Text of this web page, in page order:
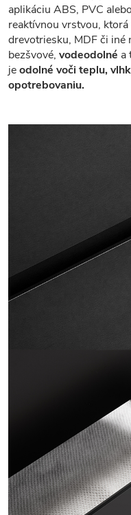
aplikáciu ABS, PVC
reaktívnou vrstvou,
drevotriesku, MDF či iné
bezšvové, vodeodolné a
jeodolné voči teplu,
opotrebovaniu.